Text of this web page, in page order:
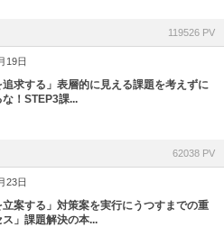
119526 PV
19日
追求する」表層的に見える課題を考えずに
！STEP3課...
62038 PV
23日
立案する」対策案を実行にうつすまでの重
ス」課題解決の本...